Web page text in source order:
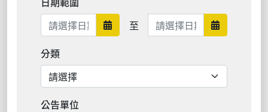
日期範圍開始
至 日期範圍結束 日期範圍
分類
公告單位